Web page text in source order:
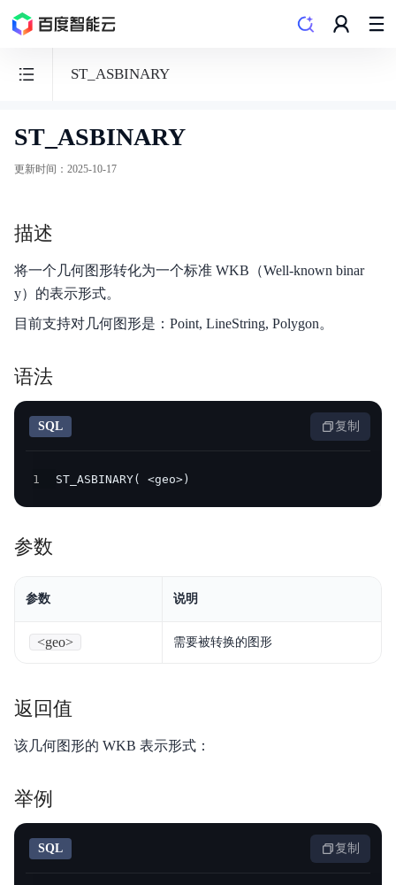
ST_ASBINARY
数
据
PALO
产品概述
产品定价
SQL手册
ST_ASBINARY
更新时间 ： 2025-10-17
描述
将一个几何图形转化为一个标准 WKB（Well-known binar
y）的表示形式。
目前支持对几何图形是：Point, LineString, Polygon。
语法
SQL 复制
1 ST_ASBINARY( <geo>)
参数
参数 说明
<geo> 需要被转换的图形
返回值
该几何图形的 WKB 表示形式：
举例
SQL 复制